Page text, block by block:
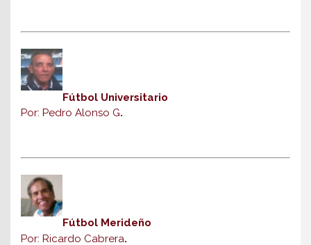
Fútbol Universitario
Por: Pedro Alonso G.
Fútbol Merideño
Por: Ricardo Cabrera.